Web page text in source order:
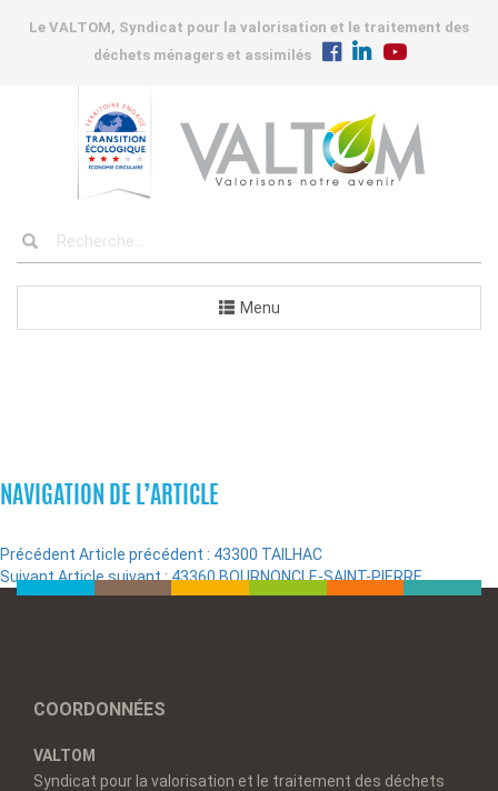
Le VALTOM, Syndicat pour la valorisation et le traitement des
déchets ménagers et assimilés
Menu
NAVIGATION DE L’ARTICLE
Précédent Article précédent : 43300 TAILHAC
SuivantArticle suivant :43360 BOURNONCLE-SAINT-PIERRE
COORDONNÉES
VALTOM
Syndicat pour la valorisation et le traitement des déchets